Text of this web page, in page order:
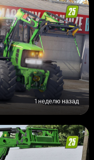
1 неделю назад